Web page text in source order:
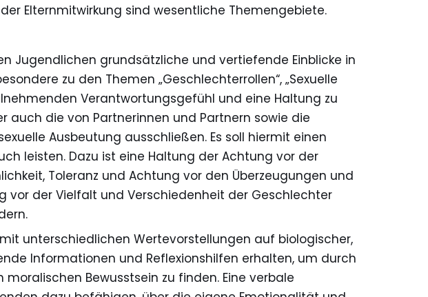
Elternmitwirkung sind wesentliche Themengebiete.
Jugendlichen grundsätzliche und vertiefende Einblicke in
zu den Themen „Geschlechterrollen“, „Sexuelle
Verantwortungsgefühl und eine Haltung zu
auch die von Partnerinnen und Partnern sowie die
Ausbeutung ausschließen. Es soll hiermit einen
leisten. Dazu ist eine Haltung der Achtung vor der
Toleranz und Achtung vor den Überzeugungen und
vor der Vielfalt und Verschiedenheit der Geschlechter
unterschiedlichen Wertevorstellungen auf biologischer,
Informationen und Reflexionshilfen erhalten, um durch
Bewusstsein zu finden. Eine verbale